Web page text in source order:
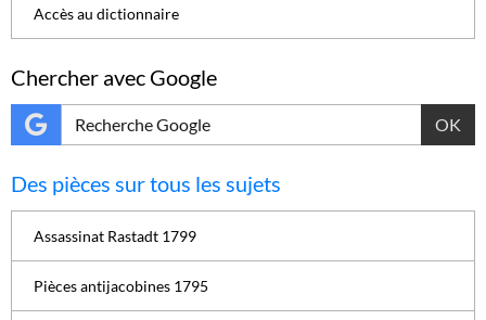
Accès au dictionnaire
Chercher avec Google
OK
Des pièces sur tous les sujets
Assassinat Rastadt 1799
Pièces antijacobines 1795